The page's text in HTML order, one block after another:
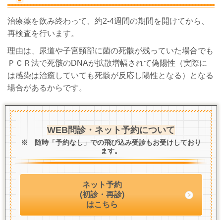
治療薬を飲み終わって、約2-4週間の期間を開けてから、
再検査を行います。
理由は、尿道や子宮頸部に菌の死骸が残っていた場合でも
ＰＣＲ法で死骸のDNAが拡散増幅されて偽陽性（実際に
は感染は治癒していても死骸が反応し陽性となる）となる
場合があるからです。
WEB問診・ネット予約について
※ 随時「予約なし」での飛び込み受診もお受けしており
ます。
ネット予約
(初診・再診)
はこちら